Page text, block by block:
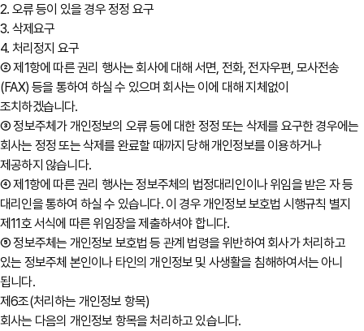
2. 오류 등이 있을 경우 정정 요구
3. 삭제요구
4. 처리정지 요구
② 제1항에 따른 권리 행사는 회사에 대해 서면, 전화, 전자우편, 모사전송
(FAX) 등을 통하여 하실 수 있으며 회사는 이에 대해 지체없이
조치하겠습니다.
③ 정보주체가 개인정보의 오류 등에 대한 정정 또는 삭제를 요구한 경우에는
회사는 정정 또는 삭제를 완료할 때까지 당해 개인정보를 이용하거나
제공하지 않습니다.
④ 제1항에 따른 권리 행사는 정보주체의 법정대리인이나 위임을 받은 자 등
대리인을 통하여 하실 수 있습니다. 이 경우 개인정보 보호법 시행규칙 별지
제11호 서식에 따른 위임장을 제출하셔야 합니다.
⑤ 정보주체는 개인정보 보호법 등 관계 법령을 위반하여 회사가 처리하고
있는 정보주체 본인이나 타인의 개인정보 및 사생활을 침해하여서는 아니
됩니다.
제6조(처리하는 개인정보 항목)
회사는 다음의 개인정보 항목을 처리하고 있습니다.